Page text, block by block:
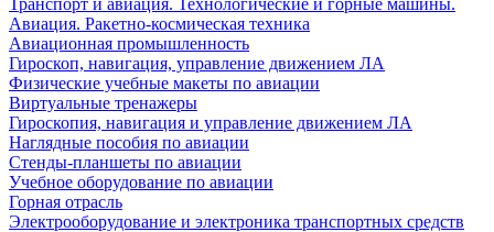
Транспорт и авиация. Технологические и горные машины.
Авиация. Ракетно-космическая техника
Авиационная промышленность
Гироскоп, навигация, управление движением ЛА
Физические учебные макеты по авиации
Виртуальные тренажеры
Гироскопия, навигация и управление движением ЛА
Наглядные пособия по авиации
Стенды-планшеты по авиации
Учебное оборудование по авиации
Горная отрасль
Электрооборудование и электроника транспортных средств